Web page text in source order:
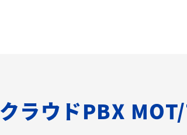
クラウドPBX